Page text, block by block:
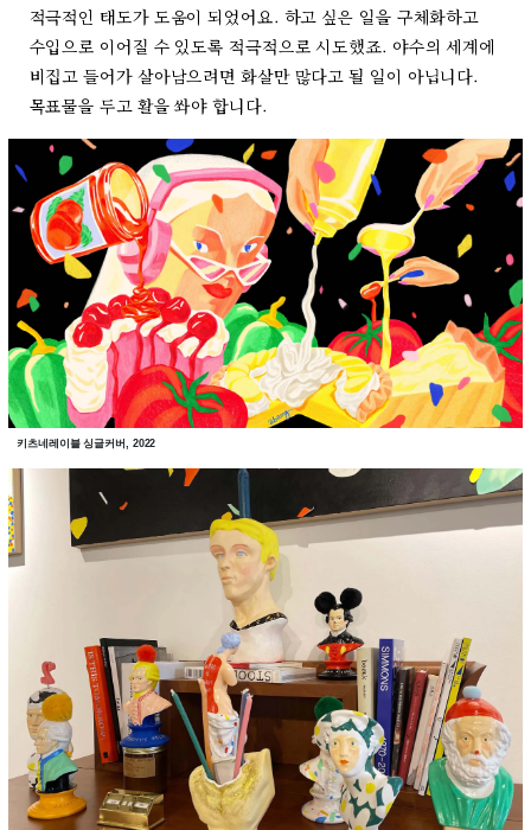
적극적인 태도가 도움이 되었어요. 하고 싶은 일을 구체화하고
수입으로 이어질 수 있도록 적극적으로 시도했죠. 야수의 세계에
비집고 들어가 살아남으려면 화살만 많다고 될 일이 아닙니다.
목표물을 두고 활을 쏴야 합니다.
키츠네레이블 싱글커버, 2022